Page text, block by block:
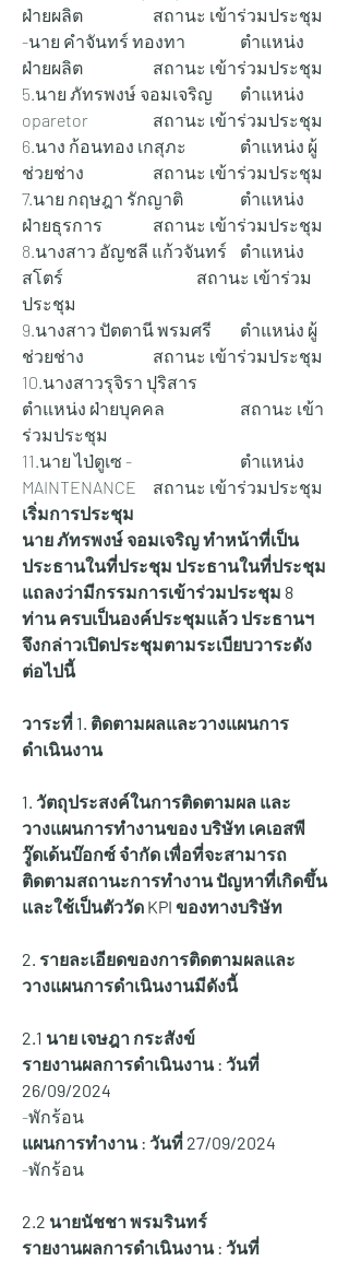
ฝ่ายผลิต 		สถานะ เข้าร่วมประชุม
-นาย คำจันทร์ ทองทา 		ตำแหน่ง
ฝ่ายผลิต 		สถานะ เข้าร่วมประชุม
5.นาย ภัทรพงษ์ จอมเจริญ 	ตำแหน่ง
oparetor 		สถานะ เข้าร่วมประชุม
6.นาง ก้อนทอง เกสุภะ 		ตำแหน่ง ผู้
ช่วยช่าง 		สถานะ เข้าร่วมประชุม
7.นาย กฤษฎา รักญาติ 		ตำแหน่ง
ฝ่ายธุรการ 		สถานะ เข้าร่วมประชุม
8.นางสาว อัญชลี แก้วจันทร์ 	ตำแหน่ง
สโตร์ 			สถานะ เข้าร่วม
ประชุม
9.นางสาว ปัตตานี พรมศรี 	ตำแหน่ง ผู้
ช่วยช่าง 		สถานะ เข้าร่วมประชุม
10.นางสาวรุจิรา ปุริสาร
ตำแหน่ง ฝ่ายบุคคล 		สถานะ เข้า
ร่วมประชุม
11.นาย ไป่ตูเซ - 			ตำแหน่ง
MAINTENANCE 	สถานะ เข้าร่วมประชุม
เริ่มการประชุม
นาย ภัทรพงษ์ จอมเจริญ ทำหน้าที่เป็น
ประธานในที่ประชุม ประธานในที่ประชุม
แถลงว่ามีกรรมการเข้าร่วมประชุม 8
ท่าน ครบเป็นองค์ประชุมแล้ว ประธานฯ
จึงกล่าวเปิดประชุมตามระเบียบวาระดัง
ต่อไปนี้
วาระที่ 1. ติดตามผลและวางแผนการ
ดำเนินงาน
1. วัตถุประสงค์ในการติดตามผล และ
วางแผนการทำงานของ บริษัท เคเอสพี
วู๊ดเด้นบ๊อกซ์ จำกัด เพื่อที่จะสามารถ
ติดตามสถานะการทำงาน ปัญหาที่เกิดขึ้น
และใช้เป็นตัววัด KPI ของทางบริษัท
2. รายละเอียดของการติดตามผลและ
วางแผนการดำเนินงานมีดังนี้
2.1 นาย เจษฎา กระสังข์
รายงานผลการดำเนินงาน : วันที่
26/09/2024
-พักร้อน
แผนการทำงาน : วันที่ 27/09/2024
-พักร้อน
2.2 นายนัชชา พรมรินทร์
รายงานผลการดำเนินงาน : วันที่